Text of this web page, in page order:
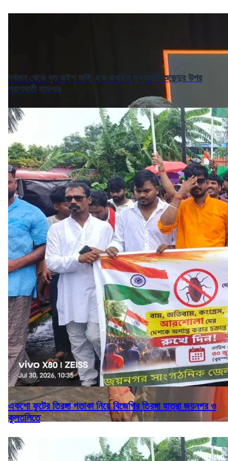
বর্ধমান থেকে ধৃত জইশ জঙ্গি, ছক কষছিল মুখ্যমন্ত্রী শুভেন্দুর উপর
প্রাণঘাতী হামলার
একশো ফুটের তিরঙ্গা পতাকা নিয়ে বিজেপির তিরঙ্গা যাত্রা জয়নগর ও
কুলতলিতে